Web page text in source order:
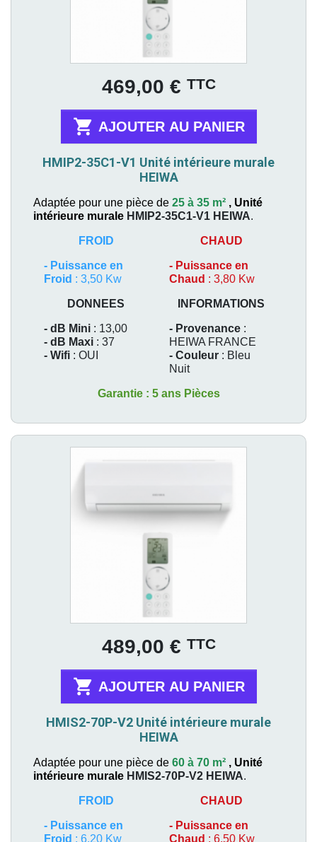
469,00 € TTC
 AJOUTER AU PANIER
HMIP2-35C1-V1 Unité intérieure murale
HEIWA
Adaptée pour une pièce de 25 à 35 m² , Unité
intérieure murale HMIP2-35C1-V1 HEIWA.
FROID
- Puissance en
Froid : 3,50 Kw
CHAUD
- Puissance en
Chaud : 3,80 Kw
DONNEES
- dB Mini : 13,00
- dB Maxi : 37
- Wifi : OUI
INFORMATIONS
- Provenance :
HEIWA FRANCE
- Couleur : Bleu
Nuit
Garantie : 5 ans Pièces
489,00 € TTC
 AJOUTER AU PANIER
HMIS2-70P-V2 Unité intérieure murale
HEIWA
Adaptée pour une pièce de 60 à 70 m² , Unité
intérieure murale HMIS2-70P-V2 HEIWA.
FROID
- Puissance en
Froid : 6,20 Kw
CHAUD
- Puissance en
Chaud : 6,50 Kw